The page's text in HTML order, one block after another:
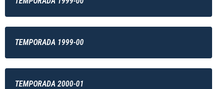
TEMPORADA 1999-00
TEMPORADA 2000-01